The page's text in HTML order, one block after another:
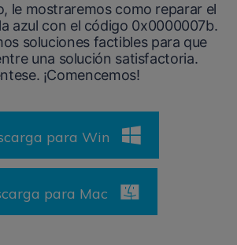
para Windows
Pruébalo Gratis
datos ilimitados del sistema Mac
Borrados
Exclusivas
de Datos
de Datos
le mostraremos como reparar el
azul con el código 0x0000007b.
soluciones factibles para que
una solución satisfactoria.
¡Comencemos!
para Win
para Mac